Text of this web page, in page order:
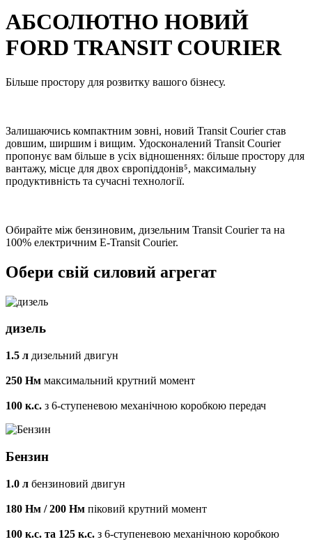
АБСОЛЮТНО НОВИЙ
FORD TRANSIT COURIER
Більше простору для розвитку вашого бізнесу.
Залишаючись компактним зовні, новий Transit Courier став
довшим, ширшим і вищим. Удосконалений Transit Courier
пропонує вам більше в усіх відношеннях: більше простору для
вантажу, місце для двох європіддонів⁵, максимальну
продуктивність та сучасні технології.
Обирайте між бензиновим, дизельним Transit Courier та на
100% електричним E-Transit Courier.
Обери свій силовий агрегат
дизель
1.5 л дизельний двигун
250 Нм максимальний крутний момент
100 к.с. з 6-ступеневою механічною коробкою передач
Бензин
1.0 л бензиновий двигун
180 Нм / 200 Нм піковий крутний момент
100 к.с. та 125 к.с. з 6-ступеневою механічною коробкою